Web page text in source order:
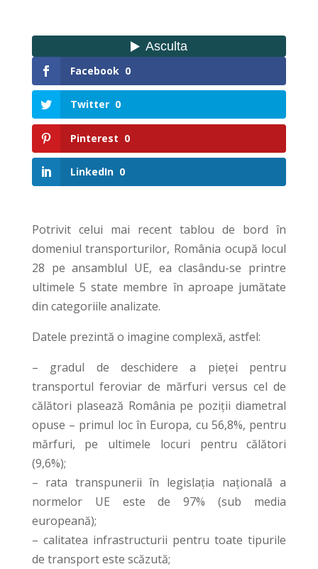
Facebook 0
Twitter 0
Pinterest 0
LinkedIn 0
Potrivit celui mai recent tablou de bord în
domeniul transporturilor, România ocupă locul
28 pe ansamblul UE, ea clasându-se printre
ultimele 5 state membre în aproape jumătate
din categoriile analizate.
Datele prezintă o imagine complexă, astfel:
– gradul de deschidere a pieței pentru
transportul feroviar de mărfuri versus cel de
călători plasează România pe poziții diametral
opuse – primul loc în Europa, cu 56,8%, pentru
mărfuri, pe ultimele locuri pentru călători
(9,6%);
– rata transpunerii în legislația națională a
normelor UE este de 97% (sub media
europeană);
– calitatea infrastructurii pentru toate tipurile
de transport este scăzută;